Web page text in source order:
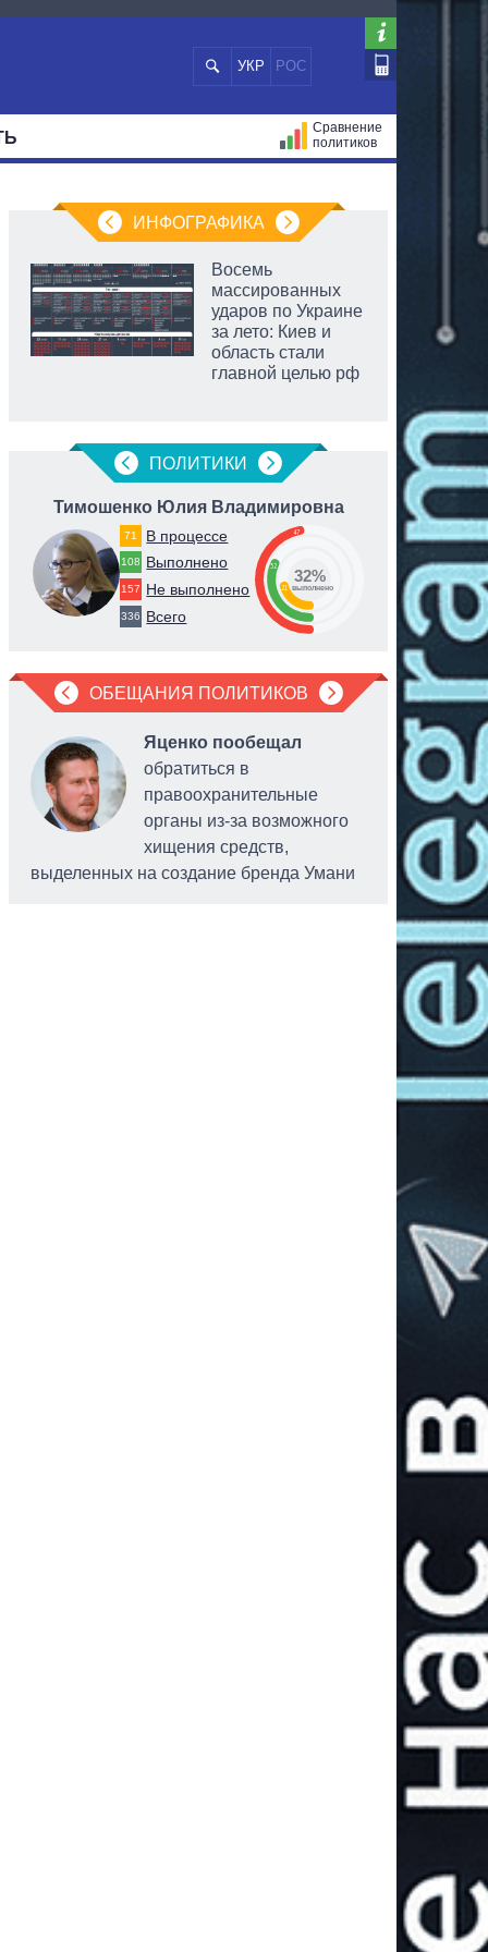
УКР РОС
Сравнение
политиков
ИНФОГРАФИКА
Восемь
массированных
ударов по Украине
за лето: Киев и
область стали
главной целью рф
ПОЛИТИКИ
Тимошенко Юлия Владимировна
71 В процессе
108 Выполнено
157 Не выполнено
336 Всего
47
32
21
32%
выполнено
ОБЕЩАНИЯ ПОЛИТИКОВ
Яценко пообещал
обратиться в
правоохранительные
органы из-за возможного
хищения средств,
выделенных на создание бренда Умани